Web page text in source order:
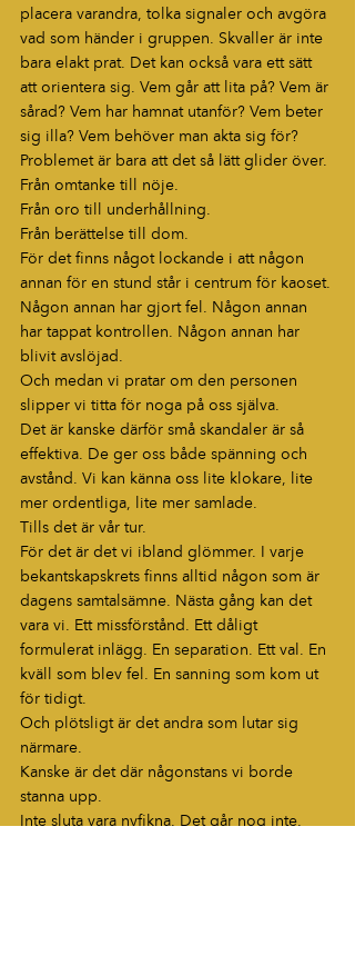
placera varandra, tolka signaler och avgöra
vad som händer i gruppen. Skvaller är inte
bara elakt prat. Det kan också vara ett sätt
att orientera sig. Vem går att lita på? Vem är
sårad? Vem har hamnat utanför? Vem beter
sig illa? Vem behöver man akta sig för?
Problemet är bara att det så lätt glider över.
Från omtanke till nöje.
Från oro till underhållning.
Från berättelse till dom.
För det finns något lockande i att någon
annan för en stund står i centrum för kaoset.
Någon annan har gjort fel. Någon annan
har tappat kontrollen. Någon annan har
blivit avslöjad.
Och medan vi pratar om den personen
slipper vi titta för noga på oss själva.
Det är kanske därför små skandaler är så
effektiva. De ger oss både spänning och
avstånd. Vi kan känna oss lite klokare, lite
mer ordentliga, lite mer samlade.
Tills det är vår tur.
För det är det vi ibland glömmer. I varje
bekantskapskrets finns alltid någon som är
dagens samtalsämne. Nästa gång kan det
vara vi. Ett missförstånd. Ett dåligt
formulerat inlägg. En separation. Ett val. En
kväll som blev fel. En sanning som kom ut
för tidigt.
Och plötsligt är det andra som lutar sig
närmare.
Kanske är det där någonstans vi borde
stanna upp.
Inte sluta vara nyfikna. Det går nog inte.